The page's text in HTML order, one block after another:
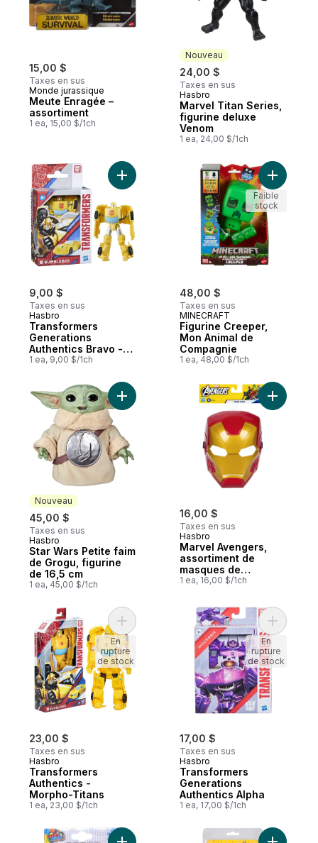
15,00 $
Taxes en sus
Monde jurassique
Meute Enragée –
assortiment
1 ea, 15,00 $/1ch
Nouveau
24,00 $
Taxes en sus
Nouveau
Hasbro
Marvel Titan Series,
figurine deluxe
Venom
1 ea, 24,00 $/1ch
9,00 $
Taxes en sus
Hasbro
Transformers
Generations
Authentics Bravo -
Assortiment
1 ea, 9,00 $/1ch
Ajouter Transformers Generations
48,00 $
Taxes en sus
MINECRAFT
Figurine Creeper,
Mon Animal de
Compagnie
1 ea, 48,00 $/1ch
Ajouter
Faible
stock
Nouveau
45,00 $
Taxes en sus
Nouveau
Hasbro
Star Wars Petite faim
de Grogu, figurine
de 16,5 cm
1 ea, 45,00 $/1ch
Ajouter Star Wars Petite faim de Grogu,
16,00 $
Taxes en sus
Hasbro
Marvel Avengers,
assortiment de
masques de
déguisement
1 ea, 16,00 $/1ch
Ajouter
23,00 $
Taxes en sus
Hasbro
Transformers
Authentics -
Morpho-Titans
1 ea, 23,00 $/1ch
Ajouter Transformers Authentics -
En
rupture
de stock
17,00 $
Taxes en sus
Hasbro
Transformers
Generations
Authentics Alpha
1 ea, 17,00 $/1ch
Ajouter
En
rupture
de stock